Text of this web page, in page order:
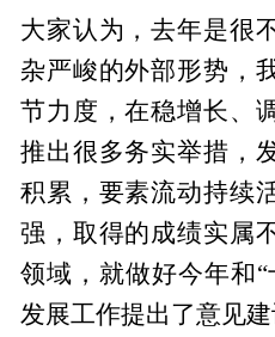
大家认为，去年是很
杂严峻的外部形势，
节力度，在稳增长、
推出很多务实举措，
积累，要素流动持续
强，取得的成绩实属
领域，就做好今年和
发展工作提出了意见建